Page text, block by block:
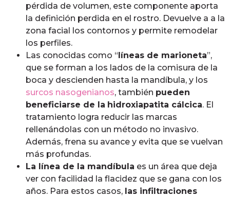
pérdida de volumen, este componente aporta
la definición perdida en el rostro. Devuelve a a la
zona facial los contornos y permite remodelar
los perfiles.
Las conocidas como “líneas de marioneta”,
que se forman a los lados de la comisura de la
boca y descienden hasta la mandíbula, y los
surcos nasogenianos, también pueden
beneficiarse de la hidroxiapatita cálcica. El
tratamiento logra reducir las marcas
rellenándolas con un método no invasivo.
Además, frena su avance y evita que se vuelvan
más profundas.
La línea de la mandíbula es un área que deja
ver con facilidad la flacidez que se gana con los
años. Para estos casos, las infiltraciones